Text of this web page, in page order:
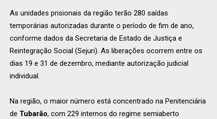
As unidades prisionais da região terão 280 saídas
temporárias autorizadas durante o período de fim de ano,
conforme dados da Secretaria de Estado de Justiça e
Reintegração Social (Sejuri). As liberações ocorrem entre os
dias 19 e 31 de dezembro, mediante autorização judicial
individual.
Na região, o maior número está concentrado na Penitenciária
de Tubarão, com 229 internos do regime semiaberto